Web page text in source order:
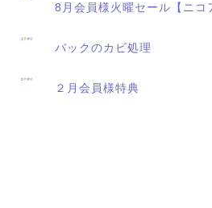
8月会員様火曜セール【ニコ
バックのカビ処理
２月会員様特典